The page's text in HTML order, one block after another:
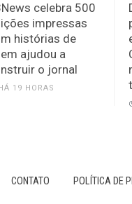
celebra 500
impressas
histórias de
ajudou a
o jornal
HÁ 19 HORAS
CONTATO POLÍTICA DE